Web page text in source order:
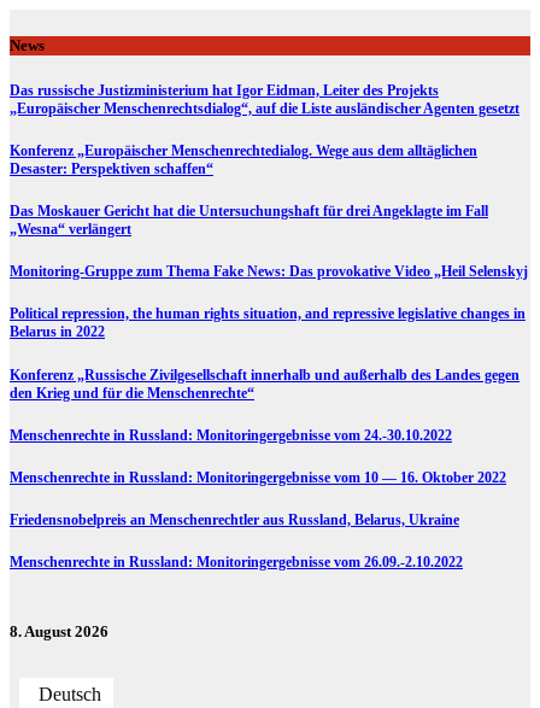
to
content
News
Das russische Justizministerium hat Igor Eidman, Leiter des Projekts
„Europäischer Menschenrechtsdialog“, auf die Liste ausländischer Agenten gesetzt
Konferenz „Europäischer Menschenrechtedialog. Wege aus dem alltäglichen
Desaster: Perspektiven schaffen“
Das Moskauer Gericht hat die Untersuchungshaft für drei Angeklagte im Fall
„Wesna“ verlängert
Monitoring-Gruppe zum Thema Fake News: Das provokative Video „Heil Selenskyj
Political repression, the human rights situation, and repressive legislative changes in
Belarus in 2022
Konferenz „Russische Zivilgesellschaft innerhalb und außerhalb des Landes gegen
den Krieg und für die Menschenrechte“
Menschenrechte in Russland: Monitoringergebnisse vom 24.-30.10.2022
Menschenrechte in Russland: Monitoringergebnisse vom 10 — 16. Oktober 2022
Friedensnobelpreis an Menschenrechtler aus Russland, Belarus, Ukraine
Menschenrechte in Russland: Monitoringergebnisse vom 26.09.-2.10.2022
8. August 2026
Deutsch